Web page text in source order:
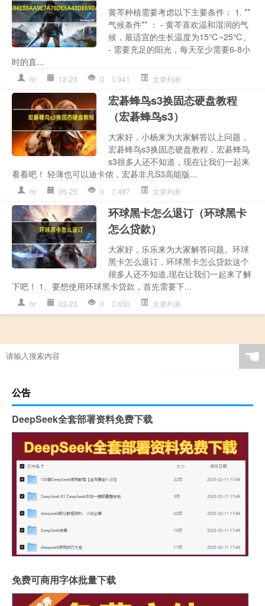
黄芩种植需要考虑以下主要条件： 1. **
气候条件** ： - 黄芩喜欢温和湿润的气
候，最适宜的生长温度为15℃~25℃。
- 需要充足的阳光，每天至少需要6-8小
时的直...
hr 12-23 0 941 文章列表
宏碁蜂鸟s3换固态硬盘教程
（宏碁蜂鸟s3）
大家好，小杨来为大家解答以上问题，
宏碁蜂鸟s3换固态硬盘教程，宏碁蜂鸟
s3很多人还不知道，现在让我们一起来
看看吧！ 轻薄也可以迪卡侬，宏碁非凡S3高能版...
hr 05-25 0 497 文章列表
环球黑卡怎么退订（环球黑卡
怎么贷款）
大家好，乐乐来为大家解答问题。环球
黑卡怎么退订，环球黑卡怎么贷款这个
很多人还不知道,现在让我们一起来了解
下吧！ 1、要想使用环球黑卡贷款，首先需要下...
hr 03-23 0 650 文章列表
☚
公告
DeepSeek全套部署资料免费下载
免费可商用字体批量下载